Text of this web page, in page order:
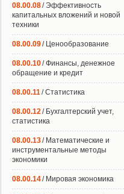
08.00.08/ Эффективность
капитальных вложений и новой
техники
08.00.09/ Ценообразование
08.00.10/ Финансы, денежное
обращение и кредит
08.00.11/ Статистика
08.00.12/ Бухгалтерский учет,
статистика
08.00.13/ Математические и
инструментальные методы
экономики
08.00.14/ Мировая экономика